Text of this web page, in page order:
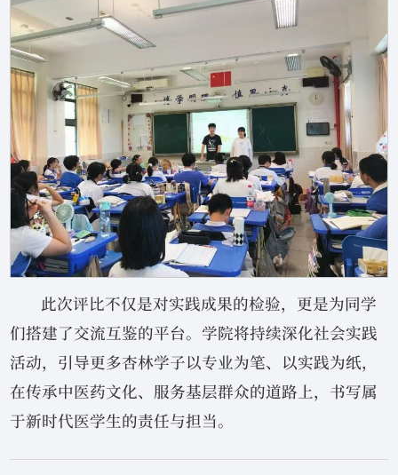
此次评比不仅是对实践成果的检验，更是为同学
们搭建了交流互鉴的平台。学院将持续深化社会实践
活动，引导更多杏林学子以专业为笔、以实践为纸，
在传承中医药文化、服务基层群众的道路上，书写属
于新时代医学生的责任与担当。